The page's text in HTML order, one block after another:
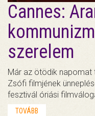
Cannes:
szerelem
Már az ötödik napomat
Zsófi filmjének
fesztivál óriási
TOVÁBB